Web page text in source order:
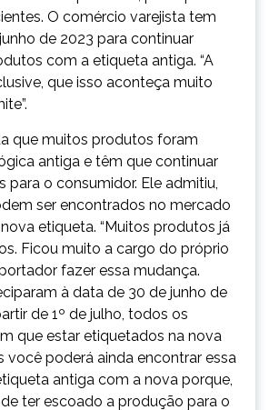
O comércio varejista tem
de 2023 para continuar
com a etiqueta antiga. “A
que isso aconteça muito
que muitos produtos foram
antiga e têm que continuar
para o consumidor. Ele admitiu,
ser encontrados no mercado
etiqueta. “Muitos produtos já
Ficou muito a cargo do próprio
fazer essa mudança.
à data de 30 de junho de
de 1º de julho, todos os
que estar etiquetados na nova
você poderá ainda encontrar essa
antiga com a nova porque,
ter escoado a produção para o